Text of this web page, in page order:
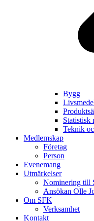
Bygg
Statistisk
Teknik
Medlemskap
Företag
Person
Evenemang
Utmärkelser
Nominering till
Ansökan Olle
Om SFK
Verksamhet
Kontakt